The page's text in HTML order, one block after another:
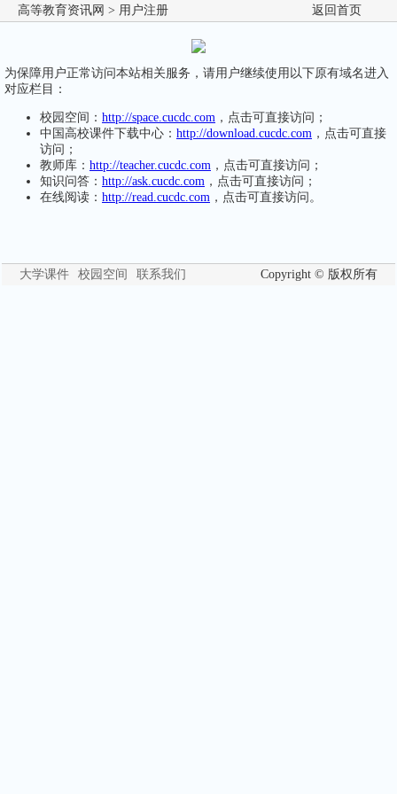
高等教育资讯网 > 用户注册 返回首页
为保障用户正常访问本站相关服务，请用户继续使用以下原有域名进入
对应栏目：
校园空间： http://space.cucdc.com ，点击可直接访问；
中国高校课件下载中心： http://download.cucdc.com ，点击可直接
访问；
教师库： http://teacher.cucdc.com ，点击可直接访问；
知识问答： http://ask.cucdc.com ，点击可直接访问；
在线阅读： http://read.cucdc.com ，点击可直接访问。
大学课件 校园空间 联系我们 Copyright © 版权所有